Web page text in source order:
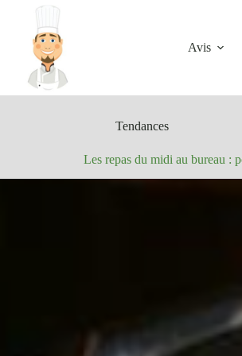
contenu
Avis
Tendances
Les repas du midi au bureau :